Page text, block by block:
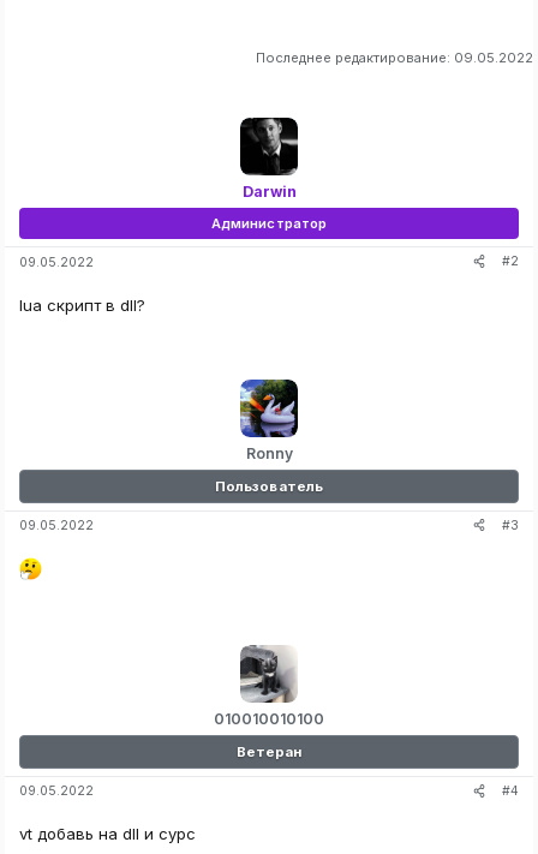
Последнее редактирование: 09.05.2022
Darwin
Администратор
09.05.2022 #2
lua скрипт в dll?
Ronny
Пользователь
09.05.2022 #3
010010010100
Ветеран
09.05.2022 #4
vt добавь на dll и сурс